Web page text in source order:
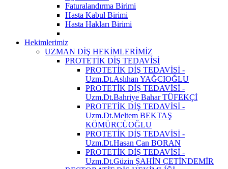
Faturalandırma Birimi
Hasta Kabul Birimi
Hasta Hakları Birimi
Hekimlerimiz
UZMAN DİŞ HEKİMLERİMİZ
PROTETİK DİŞ TEDAVİSİ
PROTETİK DİŞ TEDAVİSİ -
Uzm.Dt.Aslıhan YAĞCIOĞLU
PROTETİK DİŞ TEDAVİSİ -
Uzm.Dt.Bahriye Bahar TÜFEKÇİ
PROTETİK DİŞ TEDAVİSİ -
Uzm.Dt.Meltem BEKTAŞ
KÖMÜRCÜOĞLU
PROTETİK DİŞ TEDAVİSİ -
Uzm.Dt.Hasan Can BORAN
PROTETİK DİŞ TEDAVİSİ -
Uzm.Dt.Güzin ŞAHİN ÇETİNDEMİR